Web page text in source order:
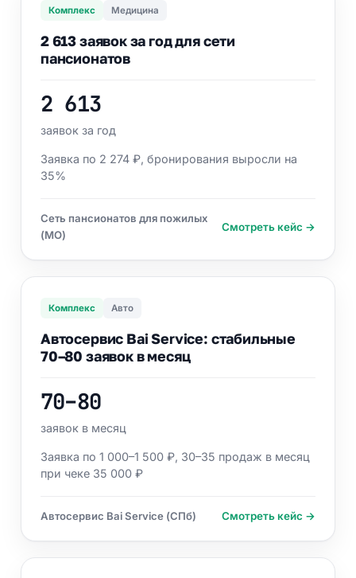
Комплекс Медицина
2 613 заявок за год для сети
пансионатов
2 613
заявок за год
Заявка по 2 274 ₽, бронирования выросли на
35%
Сеть пансионатов для пожилых
(МО)
Смотреть кейс →
Комплекс Авто
Автосервис Bai Service: стабильные
70–80 заявок в месяц
70–80
заявок в месяц
Заявка по 1 000–1 500 ₽, 30–35 продаж в месяц
при чеке 35 000 ₽
Автосервис Bai Service (СПб) Смотреть кейс →